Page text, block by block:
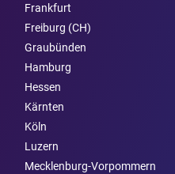
Frankfurt
Freiburg (CH)
Graubünden
Hamburg
Hessen
Kärnten
Köln
Luzern
Mecklenburg-Vorpommern